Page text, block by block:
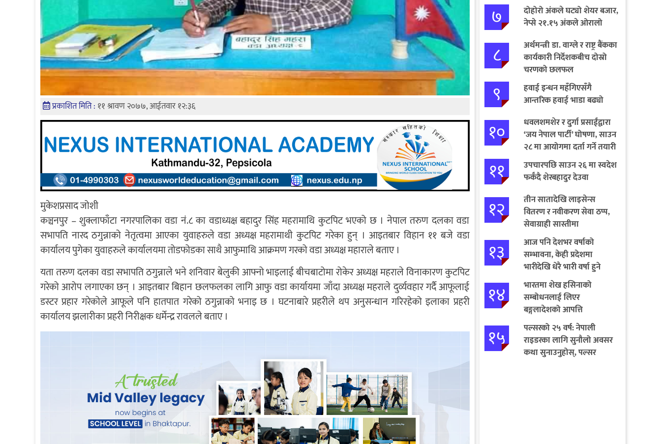
प्रकाशित मिति : ११ श्रावण २०७७, आईतवार १२:३६
मुकेशप्रसाद जोशी
कञ्चनपुर – शुक्लाफाँटा नगरपालिका वडा नं.८ का वडाध्यक्ष बहादुर सिंह महरामाथि कुटपिट भएको छ । नेपाल तरुण दलका वडा
सभापति नारद ठगुन्नाको नेतृत्वमा आएका युवाहरुले वडा अध्यक्ष महरामाथी कुटपिट गरेका हुन् । आइतबार विहान ११ बजे वडा
कार्यालय पुगेका युवाहरुले कार्यालयमा तोडफोडका साथै आफुमाथि आक्रमण गरको वडा अध्यक्ष महाराले बताए ।
यता तरुण दलका वडा सभापति ठगुन्नाले भने शनिवार बेलुकी आफ्नो भाइलाई बीचबाटोमा रोकेर अध्यक्ष महराले विनाकारण कुटपिट
गरेको आरोप लगाएका छन् । आइतबार बिहान छलफलका लागि आफु वडा कार्यायमा जाँदा अध्यक्ष महराले दुर्व्यवहार गर्दै आफूलाई
डस्टर प्रहार गरेकोले आफूले पनि हातपात गरेको ठगुन्नाको भनाइ छ । घटनाबारे प्रहरीले थप अनुसन्धान गरिरहेको इलाका प्रहरी
कार्यालय झलारीका प्रहरी निरीक्षक धर्मेन्द्र रावलले बताए ।
७
दोहोरो अंकले घट्यो शेयर बजार,
नेप्से २१.१५ अंकले ओरालो
८
अर्थमन्त्री डा. वाग्ले र राष्ट्र बैंकका
कार्यकारी निर्देशकबीच दोस्रो
चरणको छलफल
९
हवाई इन्धन महँगिएसँगै
आन्तरिक हवाई भाडा बढ्यो
१०
धवलशमशेर र दुर्गा प्रसाईंद्वारा
‘जय नेपाल पार्टी’ घोषणा, साउन
२८ मा आयोगमा दर्ता गर्ने तयारी
११
उपचारपछि साउन २६ मा स्वदेश
फर्कँदै शेरबहादुर देउवा
१२
तीन सातादेखि लाइसेन्स
वितरण र नवीकरण सेवा ठप्प,
सेवाग्राही सास्तीमा
१३
आज पनि देशभर वर्षाको
सम्भावना, केही प्रदेशमा
भारीदेखि धेरै भारी वर्षा हुने
चेतावनी
१४
भारतमा शेख हसिनाको
सम्बोधनलाई लिएर
बङ्गलादेशको आपत्ति
१५
पल्सरको २५ वर्ष: नेपाली
राइडरका लागि सुनौलो अवसर
कथा सुनाउनुहोस्, पल्सर